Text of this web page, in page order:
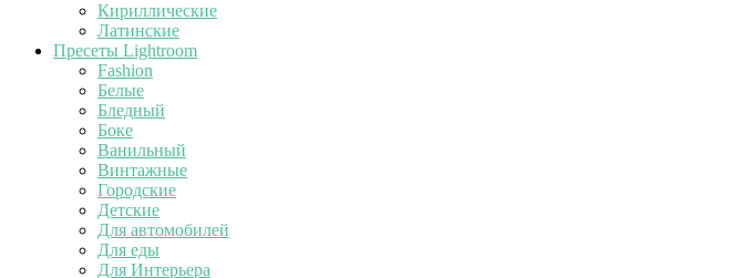
Кириллические
Латинские
Пресеты Lightroom
Fashion
Белые
Бледный
Боке
Ванильный
Винтажные
Городские
Детские
Для автомобилей
Для еды
Для Интерьера